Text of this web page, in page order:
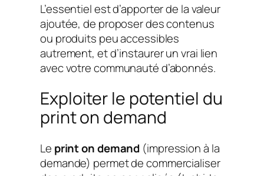
L’essentiel est d’apporter de la valeur
ajoutée, de proposer des contenus
ou produits peu accessibles
autrement, et d’instaurer un vrai lien
avec votre communauté d’abonnés.
Exploiter le potentiel du
print on demand
Le print on demand (impression à la
demande) permet de commercialiser